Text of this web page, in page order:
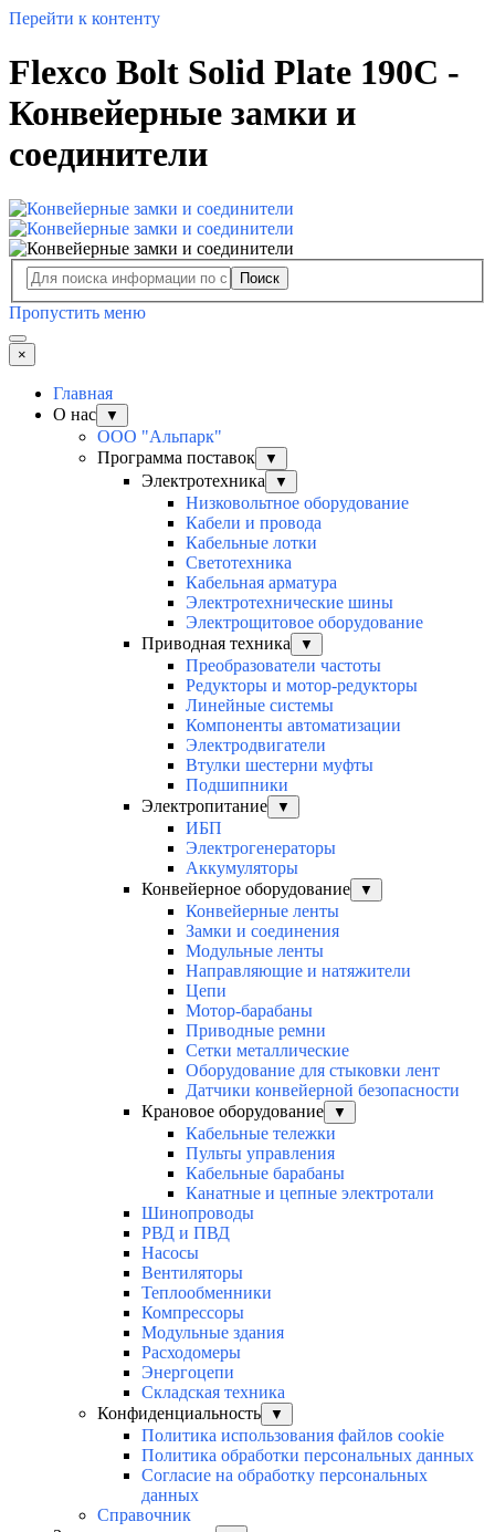
Перейти к контенту
Flexco Bolt Solid Plate 190C -
Конвейерные замки и
соединители
Поиск
Пропустить меню
×
Главная
О нас
▼
ООО "Альпарк"
Программа поставок
▼
Электротехника ▼
Низковольтное оборудование
Кабели и провода
Кабельные лотки
Светотехника
Кабельная арматура
Электротехнические шины
Электрощитовое оборудование
Приводная техника
▼
Преобразователи частоты
Редукторы и мотор-редукторы
Линейные системы
Компоненты автоматизации
Электродвигатели
Втулки шестерни муфты
Подшипники
Электропитание
▼
ИБП
Электрогенераторы
Аккумуляторы
Конвейерное оборудование
▼
Конвейерные ленты
Замки и соединения
Модульные ленты
Направляющие и натяжители
Цепи
Мотор-барабаны
Приводные ремни
Сетки металлические
Оборудование для стыковки лент
Датчики конвейерной безопасности
Крановое оборудование
▼
Кабельные тележки
Пульты управления
Кабельные барабаны
Канатные и цепные электротали
Шинопроводы
РВД и ПВД
Насосы
Вентиляторы
Теплообменники
Компрессоры
Модульные здания
Расходомеры
Энергоцепи
Складская техника
Конфиденциальность
▼
Политика использования файлов cookie
Политика обработки персональных данных
Согласие на обработку персональных
данных
Справочник